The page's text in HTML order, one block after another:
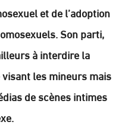
et de l’adoption
Son parti,
à interdire la
visant les mineurs mais
de scènes intimes